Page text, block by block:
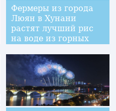
Фермеры из города
Люян в Хунани
растят лучший рис
на воде из горных